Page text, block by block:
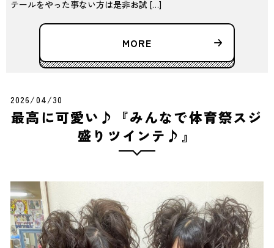
テールをやった事ない方は是非お試 […]
MORE
2026/04/30
最高に可愛い♪『みんなで体育祭スジ
盛りツインテ♪』